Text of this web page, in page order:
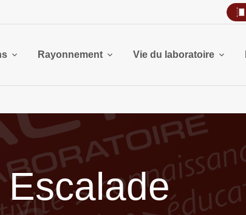
Rayonnement Vie du laboratoire